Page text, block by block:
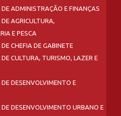
DE ADMINISTRAÇÃO E FINANÇAS
AGRICULTURA,
E PESCA
CHEFIA DE GABINETE
CULTURA, TURISMO, LAZER E
DESENVOLVIMENTO E
DESENVOLVIMENTO URBANO E